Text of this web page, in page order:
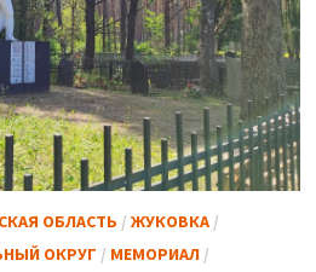
ОБЛАСТЬ / ЖУКОВКА/
ОКРУГ / МЕМОРИАЛ/